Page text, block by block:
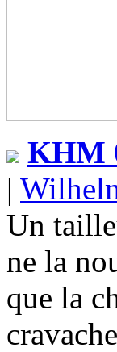
KHM
|
Un
ne la
que la